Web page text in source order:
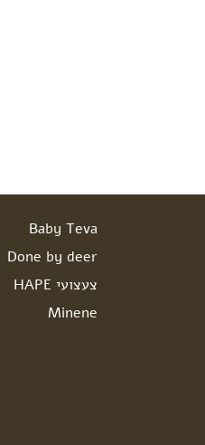
Baby Teva
Done by deer
צעצועי HAPE
Minene